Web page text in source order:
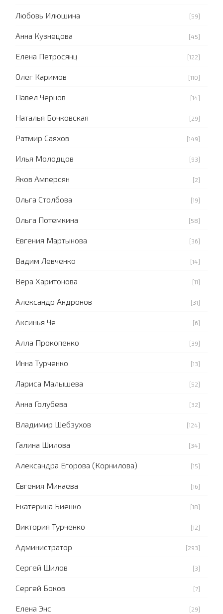
Любовь Илюшина [59]
Анна Кузнецова [45]
Елена Петросянц [122]
Олег Каримов [110]
Павел Чернов [14]
Наталья Бочковская [29]
Ратмир Саяхов [149]
Илья Молодцов [93]
Яков Амперсян [2]
Ольга Столбова [19]
Ольга Потемкина [58]
Евгения Мартынова [36]
Вадим Левченко [14]
Вера Харитонова [11]
Александр Андронов [31]
Аксинья Че [6]
Алла Прокопенко [39]
Инна Турченко [13]
Лариса Малышева [52]
Анна Голубева [32]
Владимир Шебзухов [124]
Галина Шилова [34]
Александра Егорова (Корнилова) [15]
Евгения Минаева [16]
Екатерина Биенко [18]
Виктория Турченко [12]
Администратор [293]
Сергей Шилов [3]
Сергей Боков [7]
Елена Энс [29]